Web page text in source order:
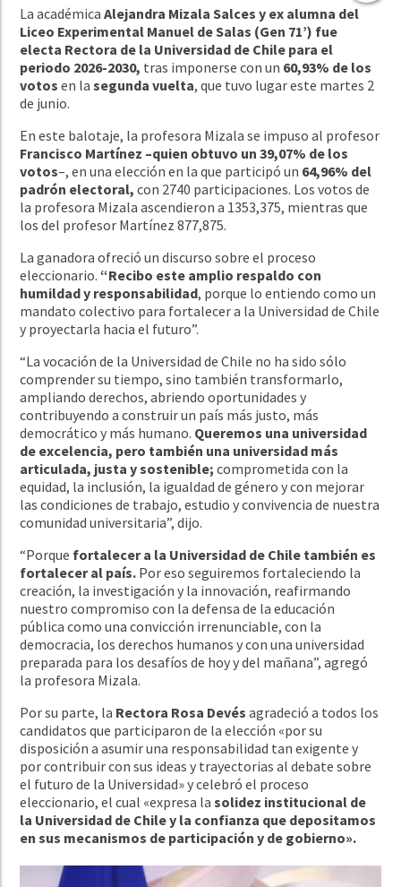
La académicaAlejandra Mizala Salces y ex alumna del
Liceo Experimental Manuel de Salas (Gen 71’) fue
electa Rectora de la Universidad de Chile para el
periodo 2026-2030, tras imponerse con un 60,93% de los
votosen lasegunda vuelta, que tuvo lugar este martes 2
de junio.
En este balotaje, la profesora Mizala se impuso al profesor
Francisco Martínez –quien obtuvo un 39,07% de los
votos–, en una elección en la que participó un 64,96% del
padrón electoral, con 2740 participaciones. Los votos de
la profesora Mizala ascendieron a 1353,375, mientras que
los del profesor Martínez 877,875.
La ganadora ofreció un discurso sobre el proceso
eleccionario. “Recibo este amplio respaldo con
humildad y responsabilidad, porque lo entiendo como un
mandato colectivo para fortalecer a la Universidad de Chile
y proyectarla hacia el futuro”.
“La vocación de la Universidad de Chile no ha sido sólo
comprender su tiempo, sino también transformarlo,
ampliando derechos, abriendo oportunidades y
contribuyendo a construir un país más justo, más
democrático y más humano. Queremos una universidad
de excelencia, pero también una universidad más
articulada, justa y sostenible;comprometida con la
equidad, la inclusión, la igualdad de género y con mejorar
las condiciones de trabajo, estudio y convivencia de nuestra
comunidad universitaria”, dijo.
“Porque fortalecer a la Universidad de Chile también es
fortalecer al país. Por eso seguiremos fortaleciendo la
creación, la investigación y la innovación, reafirmando
nuestro compromiso con la defensa de la educación
pública como una convicción irrenunciable, con la
democracia, los derechos humanos y con una universidad
preparada para los desafíos de hoy y del mañana”, agregó
la profesora Mizala.
Por su parte, la Rectora Rosa Devésagradeció a todos los
candidatos que participaron de la elección «por su
disposición a asumir una responsabilidad tan exigente y
por contribuir con sus ideas y trayectorias al debate sobre
el futuro de la Universidad» y celebró el proceso
eleccionario, el cual «expresa la solidez institucional de
la Universidad de Chile y la confianza que depositamos
en sus mecanismos de participación y de gobierno».